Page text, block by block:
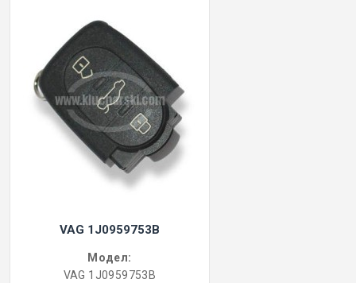
КЛЮЧАРСКИ МАШИНИ
КЛЮЧАРСКИ УСЛУГИ
ИМОБИЛАЙЗЕРИ
VAG 1J0959753B
Модел:
VAG 1J0959753B